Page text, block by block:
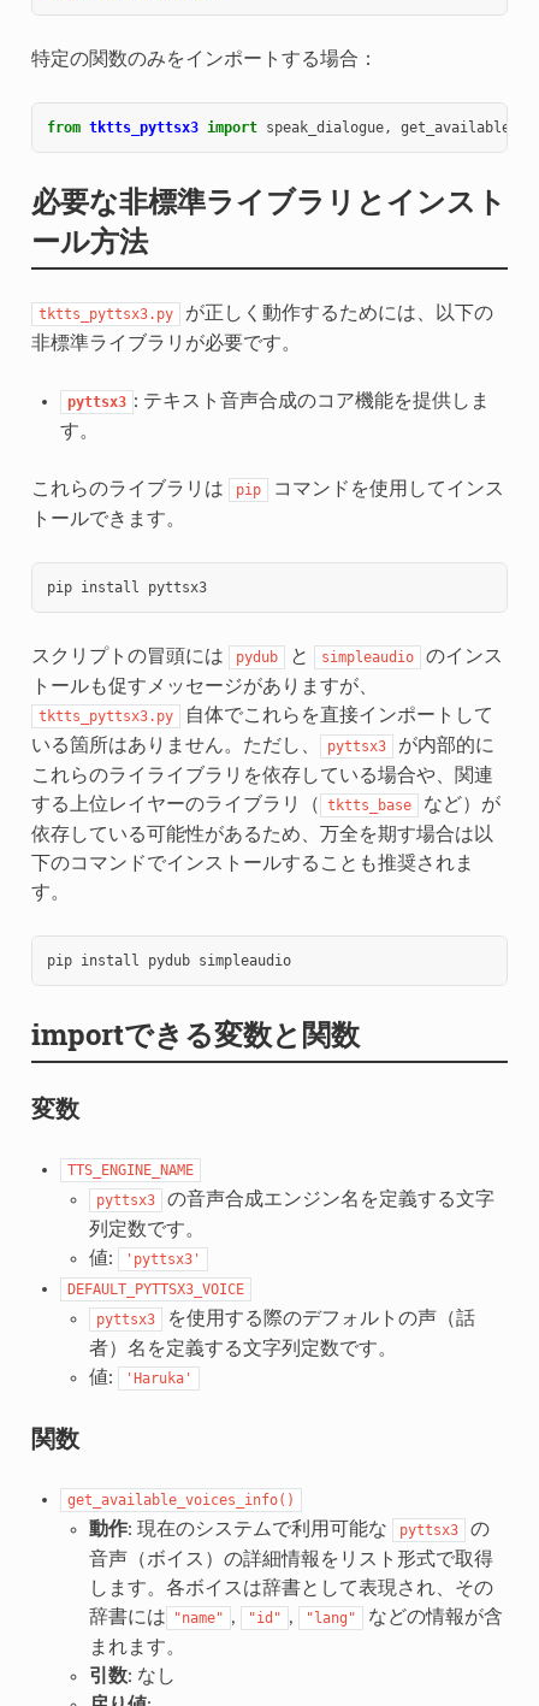
特定の関数のみをインポートする場合：
from tktts_pyttsx3 import speak_dialogue,
必要な非標準ライブラリとインスト
ール方法
tktts_pyttsx3.py
が正しく動作するためには、以下の
非標準ライブラリが必要です。
pyttsx3 : テキスト音声合成のコア機能を提供しま
す。
これらのライブラリは pip
コマンドを使用してインス
トールできます。
pip install pyttsx3
スクリプトの冒頭には pydub と simpleaudio
のインス
トールも促すメッセージがありますが、
tktts_pyttsx3.py
自体でこれらを直接インポートして
いる箇所はありません。ただし、
pyttsx3
が内部的に
これらのライライブラリを依存している場合や、関連
する上位レイヤーのライブラリ（ tktts_base
など）が
依存している可能性があるため、万全を期す場合は以
下のコマンドでインストールすることも推奨されま
す。
pip install pydub simpleaudio
importできる変数と関数
変数
TTS_ENGINE_NAME
pyttsx3
の音声合成エンジン名を定義する文字
列定数です。
値:
'pyttsx3'
DEFAULT_PYTTSX3_VOICE
pyttsx3
を使用する際のデフォルトの声（話
者）名を定義する文字列定数です。
値:
'Haruka'
関数
get_available_voices_info()
動作: 現在のシステムで利用可能な pyttsx3
の
音声（ボイス）の詳細情報をリスト形式で取得
します。各ボイスは辞書として表現され、その
辞書には
"name" , "id" , "lang"
などの情報が含
まれます。
引数: なし